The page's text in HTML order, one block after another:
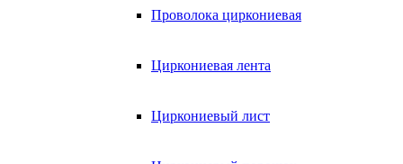
Проволока циркониевая
Циркониевая лента
Циркониевый лист